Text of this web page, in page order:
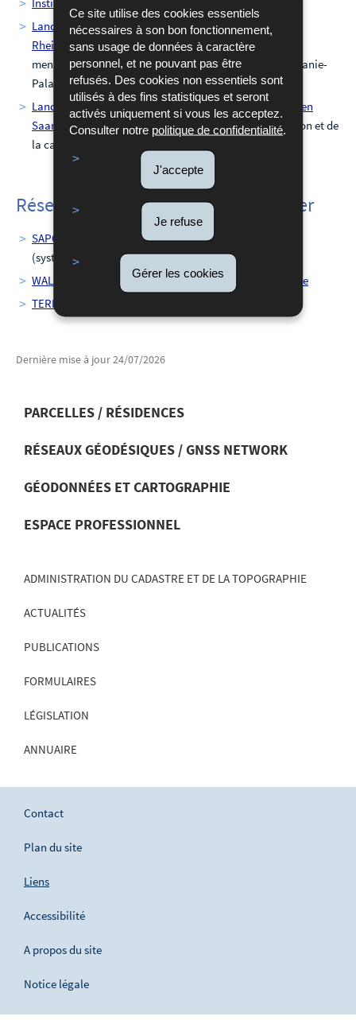
Ce site utilise des cookies essentiels
nécessaires à son bon fonctionnement,
sans usage de données à caractère
personnel, et ne pouvant pas être
refusés. Des cookies non essentiels sont
utilisés à des fins statistiques et seront
activés uniquement si vous les acceptez.
Consulter notre politique de confidentialité
J'accepte
Je refuse
Gérer les cookies
Landesamt für Vermessung und Geobasisinformation
Rheinland-Pfalz(administration responsable de la
mensuration et de l'information géographique en Rhénanie-
Palatinat)
Landesamt für Kataster-, Vermessungs- und Kartenwesen
Saarland(administration du cadastre, de la mensuration et de
la cartographie en Sarre)
Réseaux permanents GPS à l'étranger
SAPOS - Satellitenpositionnierungsdienst Deutschland
(système de positionnement par satellites allemand)
WALCORS - Réseau permanent de stations GPS Wallonie
TERIA - Réseau permanent de stations GPS France
Dernière mise à jour24/07/2026
MENU
DE
NAVIGATION
PARCELLES / RÉSIDENCES
RÉSEAUX GÉODÉSIQUES / GNSS NETWORK
GÉODONNÉES ET CARTOGRAPHIE
ESPACE PROFESSIONNEL
ADMINISTRATION DU CADASTRE ET DE LA TOPOGRAPHIE
ACTUALITÉS
PUBLICATIONS
FORMULAIRES
LÉGISLATION
ANNUAIRE
Contact
Plan du site
Liens
Accessibilité
A propos du site
Notice légale